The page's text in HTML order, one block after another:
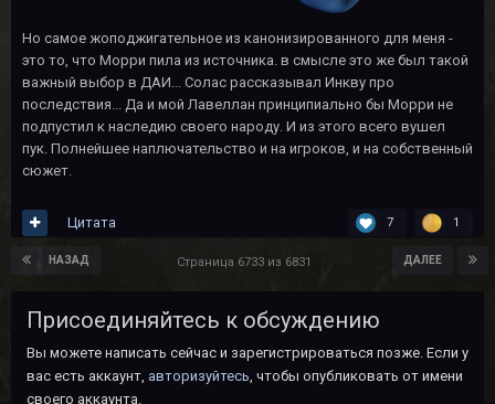
Но самое жоподжигательное из канонизированного для меня -
это то, что Морри пила из источника. в смысле это же был такой
важный выбор в ДАИ... Солас рассказывал Инкву про
последствия... Да и мой Лавеллан принципиально бы Морри не
подпустил к наследию своего народу. И из этого всего вушел
пук. Полнейшее наплючательство и на игроков, и на собственный
сюжет.
7 1
Цитата
НАЗАД ДАЛЕЕ
Страница 6733 из 6831
Присоединяйтесь к обсуждению
Вы можете написать сейчас и зарегистрироваться позже. Если у
вас есть аккаунт, авторизуйтесь, чтобы опубликовать от имени
своего аккаунта.